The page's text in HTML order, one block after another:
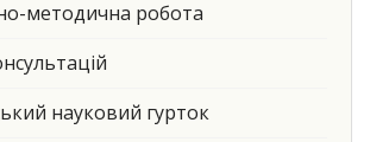
методична робота
науковий гурток